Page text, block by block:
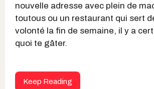
nouvelle adresse avec plein de
toutous ou un restaurant qui sert
volonté la fin de semaine, il y a
quoi te gâter.
Keep Reading